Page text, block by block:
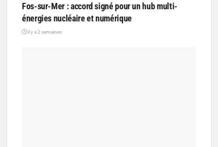
Fos-sur-Mer : accord signé pour un hub multi-
énergies nucléaire et numérique
il y a 2 semaines